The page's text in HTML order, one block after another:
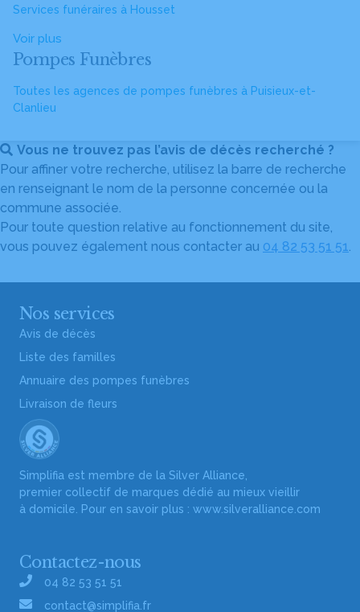
Services funéraires à Housset
Voir plus
Pompes Funèbres
Toutes les agences de pompes funèbres à Puisieux-et-
Clanlieu
Vous ne trouvez pas l’avis de décès recherché ?
Pour affiner votre recherche, utilisez la barre de recherche
en renseignant le nom de la personne concernée ou la
commune associée.
Pour toute question relative au fonctionnement du site,
vous pouvez également nous contacter au 04 82 53 51 51.
Nos services
Avis de décès
Liste des familles
Annuaire des pompes funèbres
Livraison de fleurs
Simplifia est membre de la Silver Alliance,
premier collectif de marques dédié au mieux vieillir
à domicile. Pour en savoir plus : www.silveralliance.com
Contactez-nous
04 82 53 51 51
contact@simplifia.fr